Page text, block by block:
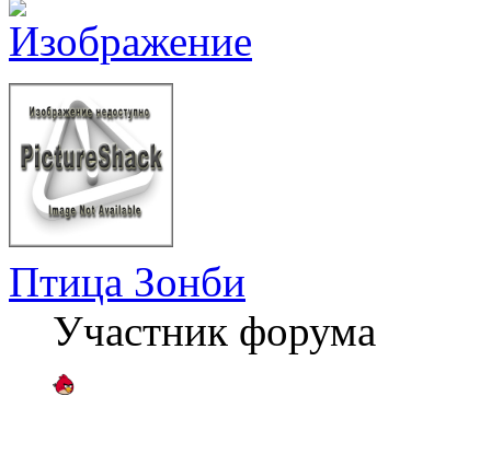
Птица Зонби
Участник форума